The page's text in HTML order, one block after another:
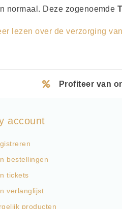
normaal. Deze zogenoemde
lezen over de verzorging
Profiteer van
account
bestellingen
tickets
verlanglijst
producten